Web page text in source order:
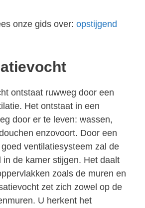
onze gids over: opstijgend
ontstaat ruwweg door een
Het ontstaat in een
door er te leven: wassen,
enzovoort. Door een
ventilatiesysteem zal de
in de kamer stijgen. Het daalt
zoals de muren en
zet zich zowel op de
U herkent het